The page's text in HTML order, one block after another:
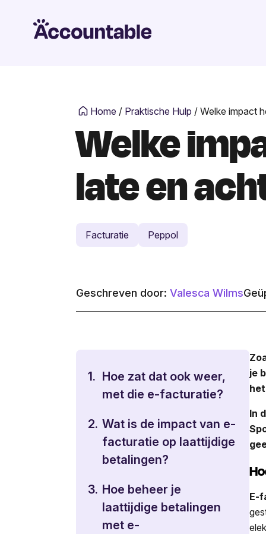
Home / Praktische Hulp / Welke impact
Welke
late en
Facturatie Peppol
Geschreven door: Valesca Wilms
1. Hoe zat dat ook weer,
met die e-facturatie?
2. Wat is de impact van e-
facturatie op laattijdige
betalingen?
3. Hoe beheer je
laattijdige betalingen
met e-
je
In
E-